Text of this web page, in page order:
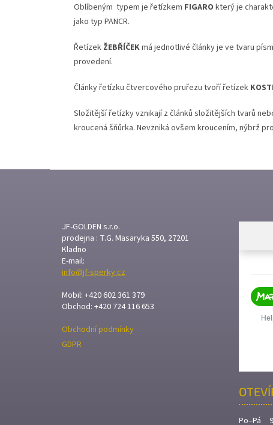
Oblíbeným typem je řetízkem FIGARO který je
jako typ PANCR.
Řetízek ŽEBŘÍČEKmá jednotlivé články je ve tvaru
provedení.
Články řetízku čtvercového pruřezu tvoří řetízek
Složitější řetízky vznikají z článků složitějších tvarů
kroucená šňůrka. Nevzniká ovšem kroucením, nýbrž
JF-GOLDEN s.r.o.
prodejna : T.G. Masaryka 550, 27201
Kladno
E-mail:
info@jf-sperky.cz
Mobil: +420 602 361 379
Obchod: +420 724 116 653
Obchodní podmínky
GDPR
Po–Pá